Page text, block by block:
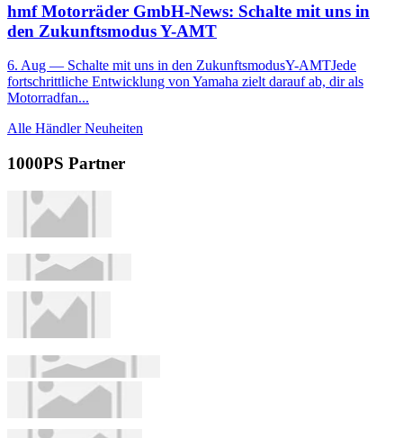
hmf Motorräder GmbH-News: Schalte mit uns in
den Zukunftsmodus Y-AMT
6. Aug — Schalte mit uns in den ZukunftsmodusY-AMTJede
fortschrittliche Entwicklung von Yamaha zielt darauf ab, dir als
Motorradfan...
Alle Händler Neuheiten
1000PS Partner